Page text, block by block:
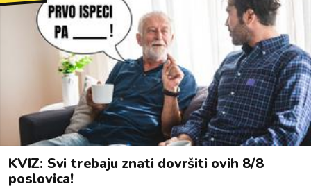
KVIZ: Svi trebaju znati dovršiti ovih 8/8
poslovica!